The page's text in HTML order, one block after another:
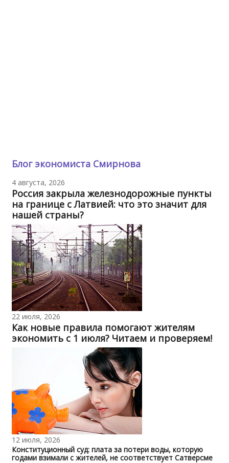
Блог экономиста Смирнова
4 августа, 2026
Россия закрыла железнодорожные пункты
на границе с Латвией: что это значит для
нашей страны?
22 июля, 2026
Как новые правила помогают жителям
экономить с 1 июля? Читаем и проверяем!
12 июля, 2026
Конституционный суд: плата за потери воды, которую
годами взимали с жителей, не соответствует Сатверсме